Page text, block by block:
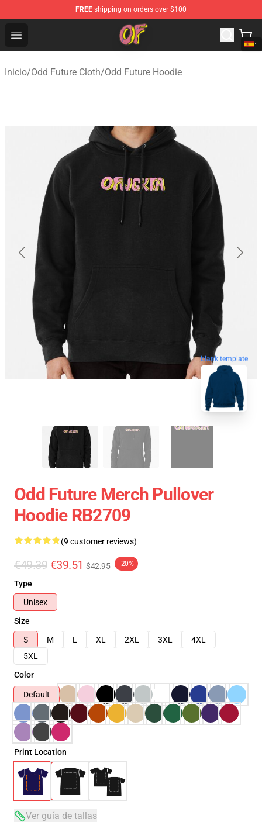
FREE shipping on orders over $100
Open menu
Odd Future Shop - Official Odd Future Merchandise Store
Inicio/Odd Future Cloth/Odd Future Hoodie
blank template
Odd Future Merch Pullover
Hoodie RB2709
(9 customer reviews)
€49.39 €39.51 $42.95 -20%
Type
Unisex
Size
S
M L XL 2XL 3XL
4XL
5XL
Color
Default
Print Location
Ver guía de tallas